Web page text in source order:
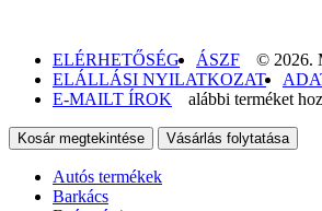
ELÉRHETŐSÉG
ÁSZF
ELÁLLÁSI NYILATKOZAT
E-MAILT ÍROK
© 2026.
alábbi terméket
Kosár megtekintése Vásárlás folytatása
Autós termékek
Barkács